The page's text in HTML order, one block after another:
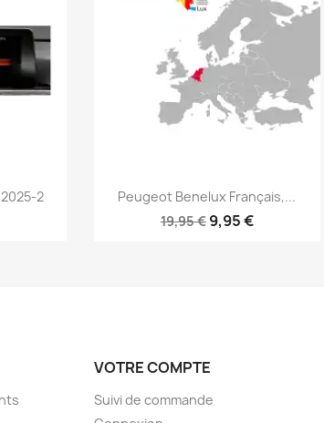
2 Aperçu rapide
Peugeot Benelux Français,...
19,95 € 9,95 €
VOTRE COMPTE
Suivi de commande